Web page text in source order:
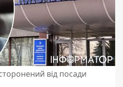
від посади